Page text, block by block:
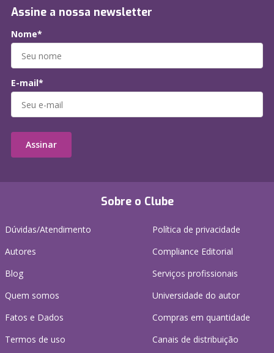
Sobre o Clube
Dúvidas/Atendimento
Autores
Blog
Quem somos
Fatos e Dados
Termos de uso
Política de privacidade
Compliance Editorial
Serviços profissionais
Universidade do autor
Compras em quantidade
Canais de distribuição
Assine a nossa newsletter
Nome*
E-mail*
Assinar